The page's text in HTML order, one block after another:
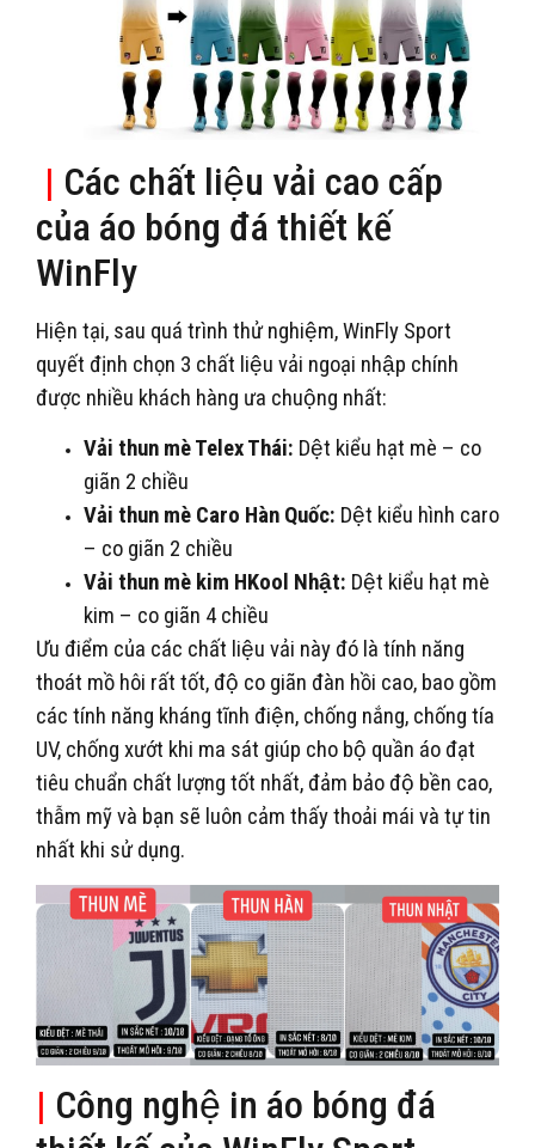
| Các chất liệu vải cao cấp
của áo bóng đá thiết kế
WinFly
Hiện tại, sau quá trình thử nghiệm, WinFly Sport
quyết định chọn 3 chất liệu vải ngoại nhập chính
được nhiều khách hàng ưa chuộng nhất:
Vải thun mè Telex Thái: Dệt kiểu hạt mè – co
giãn 2 chiều
Vải thun mè Caro Hàn Quốc: Dệt kiểu hình caro
– co giãn 2 chiều
Vải thun mè kim HKool Nhật: Dệt kiểu hạt mè
kim – co giãn 4 chiều
Ưu điểm của các chất liệu vải này đó là tính năng
thoát mồ hôi rất tốt, độ co giãn đàn hồi cao, bao gồm
các tính năng kháng tĩnh điện, chống nắng, chống tía
UV, chống xướt khi ma sát giúp cho bộ quần áo đạt
tiêu chuẩn chất lượng tốt nhất, đảm bảo độ bền cao,
thẫm mỹ và bạn sẽ luôn cảm thấy thoải mái và tự tin
nhất khi sử dụng.
| Công nghệ in áo bóng đá